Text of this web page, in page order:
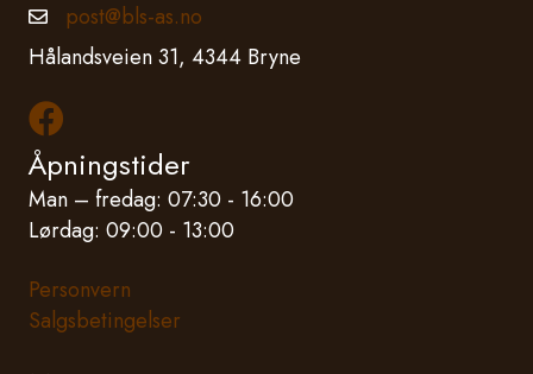
Epostadresse
post@bls-as.no
Hålandsveien 31, 4344 Bryne
Les mer om oss på Facebook
Åpningstider
Man – fredag: 07:30 - 16:00
Lørdag: 09:00 - 13:00
Personvern
Salgsbetingelser